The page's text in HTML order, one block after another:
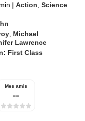
| Action ,Science
Michael
Lawrence
First Class
Mes amis
--